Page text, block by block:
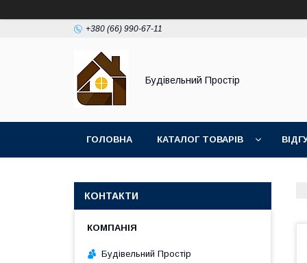
+380 (66) 990-67-11
Будівельний Простір
ГОЛОВНА КАТАЛОГ ТОВАРІВ
КОНТАКТИ
Будівельний Простір